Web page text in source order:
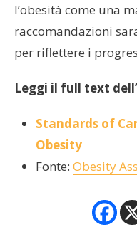
l’obesità come una
raccomandazioni
per riflettere i
Leggi il full text
Standards of
Obesity
Fonte: Obesity